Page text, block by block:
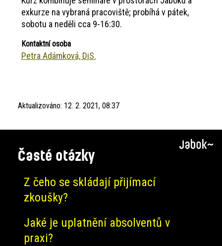
exkurze na vybraná pracoviště; probíhá v pátek,
sobotu a neděli cca 9-16:30.
Kontaktní osoba
Petra Adámková, DiS.
Aktualizováno: 12. 2. 2021, 08:37
Časté otázky
Z čeho se skládají přijímací
zkoušky?
Jaké je uplatnění absolventů v
praxi?